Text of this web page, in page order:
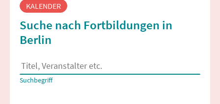
KALENDER
Suche nach Fortbildungen in
Berlin
Es erscheinen Suchvorschläge, wenn mindestens 2 Zeichen
Suchbegriff